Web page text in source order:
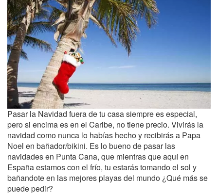
Pasar la Navidad fuera de tu casa siempre es especial,
pero si encima es en el Caribe, no tiene precio. Vivirás la
navidad como nunca lo habías hecho y recibirás a Papa
Noel en bañador/bikini. Es lo bueno de pasar las
navidades en Punta Cana, que mientras que aquí en
España estamos con el frío, tu estarás tomando el sol y
bañandote en las mejores playas del mundo ¿Qué más se
puede pedir?